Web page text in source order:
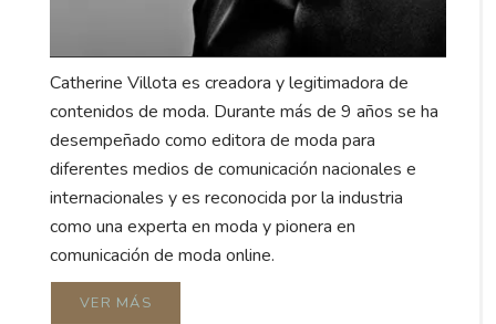
Catherine Villota es creadora y legitimadora de
contenidos de moda. Durante más de 9 años se ha
desempeñado como editora de moda para
diferentes medios de comunicación nacionales e
internacionales y es reconocida por la industria
como una experta en moda y pionera en
comunicación de moda online.
VER MÁS